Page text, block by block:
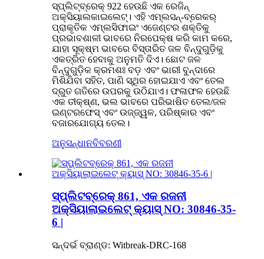
ସ୍ପ୍ଲିଟ୍‌ବ୍ରେକ୍ 922 ହେଉଛି ଏକ ରେଜିନ୍
ଅକ୍ସିୟାଲକାଇଲେଟ୍। ଏହି ଏମ୍ଲସନ୍-ବ୍ରେକର୍
ପ୍ରାକୃତିକ ଏମ୍ଲସିଫାଇଂ ଏଜେଣ୍ଟର ଶକ୍ତିକୁ
ପ୍ରଭାବଶାଳୀ ଭାବରେ ନିରପେକ୍ଷ କରି କାମ କରେ,
ଯାହା ସୂକ୍ଷ୍ମ ଭାବରେ ବିସ୍ତାରିତ ଜଳ ବିନ୍ଦୁଗୁଡ଼ିକୁ
ଏକତ୍ରିତ ହେବାକୁ ଅନୁମତି ଦିଏ। ଛୋଟ ଜଳ
ବିନ୍ଦୁଗୁଡ଼ିକ କ୍ରମଶଃ ବଡ଼ ଏବଂ ଭାରୀ ବୁନ୍ଦାରେ
ମିଶିଯିବା ସହିତ, ପାଣି ସ୍ଥିର ହୋଇଯାଏ ଏବଂ ତେଲ
ଦ୍ରୁତ ଗତିରେ ଉପରକୁ ଉଠିଯାଏ। ଫଳାଫଳ ହେଉଛି
ଏକ ତୀକ୍ଷ୍ଣ, ଭଲ ଭାବରେ ପରିଭାଷିତ ତେଲ/ଜଳ
ଇଣ୍ଟରଫେସ୍ ଏବଂ ଉଜ୍ଜ୍ୱଳ, ପରିଷ୍କାର ଏବଂ
ବଜାରଯୋଗ୍ୟ ତେଲ।
ଅନୁସନ୍ଧାନବିବରଣୀ
ସ୍ପ୍ଲିଟବ୍ରେକ୍ 861, ଏକ ରଜନୀ
ଅକ୍ସିୟାଲାଇଲେଟ୍ କ୍ୟାସ୍ NO: 30846-35-
6 |
ସନ୍ଦର୍ଭ ବ୍ରାଣ୍ଡ: Witbreak-DRC-168